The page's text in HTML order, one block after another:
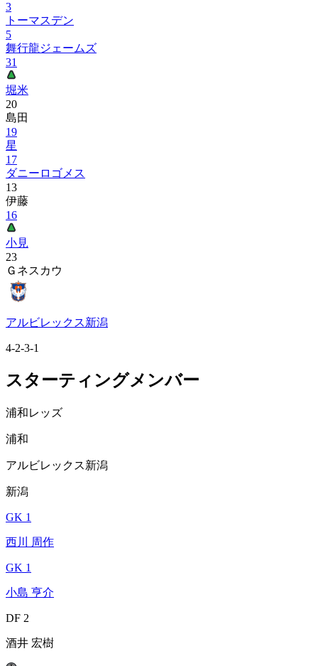
3
トーマスデン
5
舞行龍ジェームズ
31
堀米
20
島田
19
星
17
ダニーロゴメス
13
伊藤
16
小見
23
Ｇネスカウ
アルビレックス新潟
4-2-3-1
スターティングメンバー
浦和レッズ
浦和
アルビレックス新潟
新潟
GK 1
西川 周作
GK 1
小島 亨介
DF 2
酒井 宏樹